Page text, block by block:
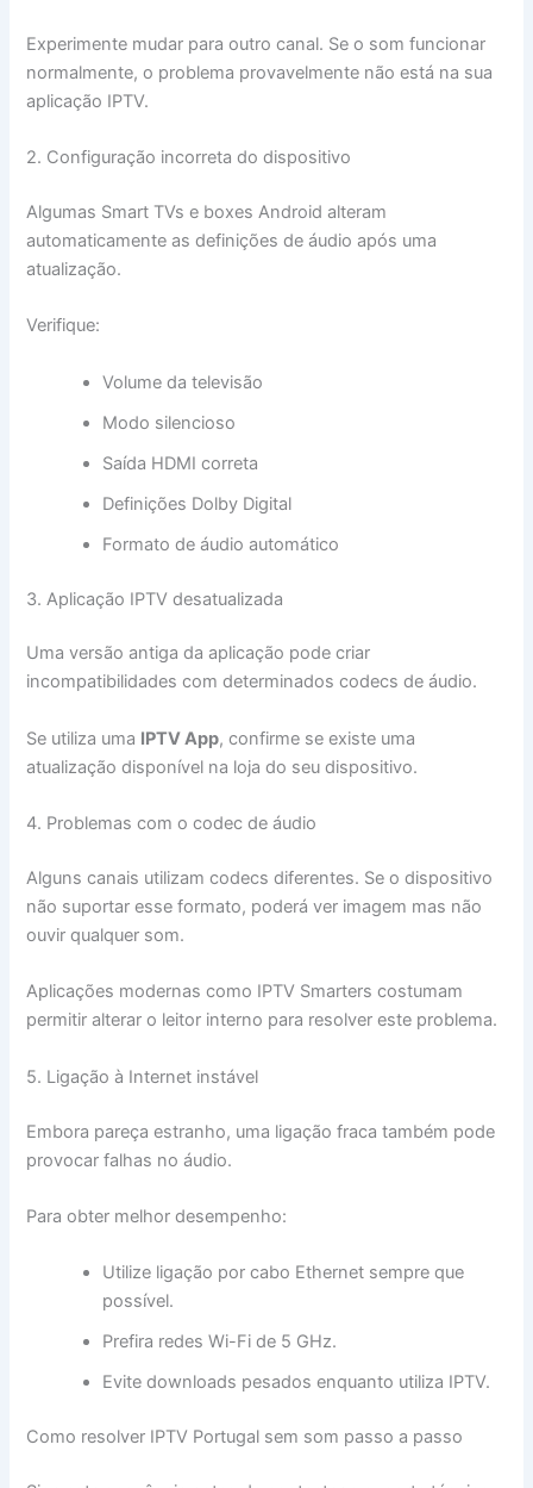
Experimente mudar para outro canal. Se o som funcionar
normalmente, o problema provavelmente não está na sua
aplicação IPTV.
2. Configuração incorreta do dispositivo
Algumas Smart TVs e boxes Android alteram
automaticamente as definições de áudio após uma
atualização.
Verifique:
Volume da televisão
Modo silencioso
Saída HDMI correta
Definições Dolby Digital
Formato de áudio automático
3. Aplicação IPTV desatualizada
Uma versão antiga da aplicação pode criar
incompatibilidades com determinados codecs de áudio.
Se utiliza uma IPTV App, confirme se existe uma
atualização disponível na loja do seu dispositivo.
4. Problemas com o codec de áudio
Alguns canais utilizam codecs diferentes. Se o dispositivo
não suportar esse formato, poderá ver imagem mas não
ouvir qualquer som.
Aplicações modernas como IPTV Smarters costumam
permitir alterar o leitor interno para resolver este problema.
5. Ligação à Internet instável
Embora pareça estranho, uma ligação fraca também pode
provocar falhas no áudio.
Para obter melhor desempenho:
Utilize ligação por cabo Ethernet sempre que
possível.
Prefira redes Wi-Fi de 5 GHz.
Evite downloads pesados enquanto utiliza IPTV.
Como resolver IPTV Portugal sem som passo a passo